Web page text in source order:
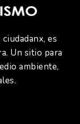
es
Un sitio para
ambiente,